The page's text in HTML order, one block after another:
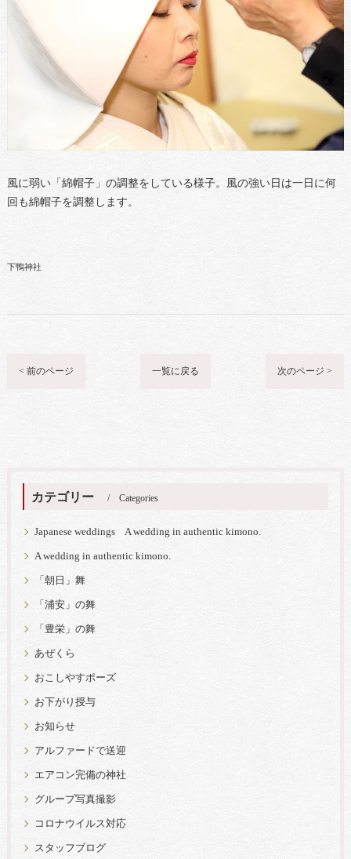
風に弱い「綿帽子」の調整をしている様子。風の強い日は一日に何
回も綿帽子を調整します。
下鴨神社
< 前のページ 一覧に戻る 次のページ >
カテゴリー Categories
Japanese weddings A wedding in authentic kimono.
A wedding in authentic kimono.
「朝日」舞
「浦安」の舞
「豊栄」の舞
あぜくら
おこしやすポーズ
お下がり授与
お知らせ
アルファードで送迎
エアコン完備の神社
グループ写真撮影
コロナウイルス対応
スタッフブログ